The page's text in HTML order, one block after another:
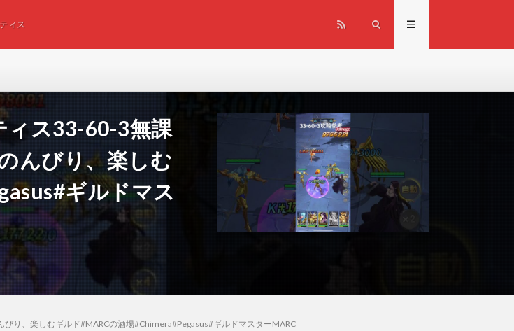
ィス
ィス33-60-3無課
んびり、楽しむ
ギルドマス
り、楽しむギルド#MARCの酒場#Chimera#Pegasus#ギルドマスターMARC